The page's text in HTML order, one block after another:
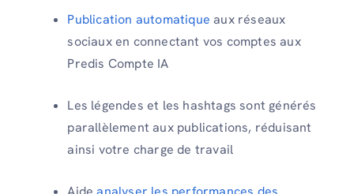
Publication automatique aux réseaux
sociaux en connectant vos comptes aux
Predis Compte IA
Les légendes et les hashtags sont générés
parallèlement aux publications, réduisant
ainsi votre charge de travail